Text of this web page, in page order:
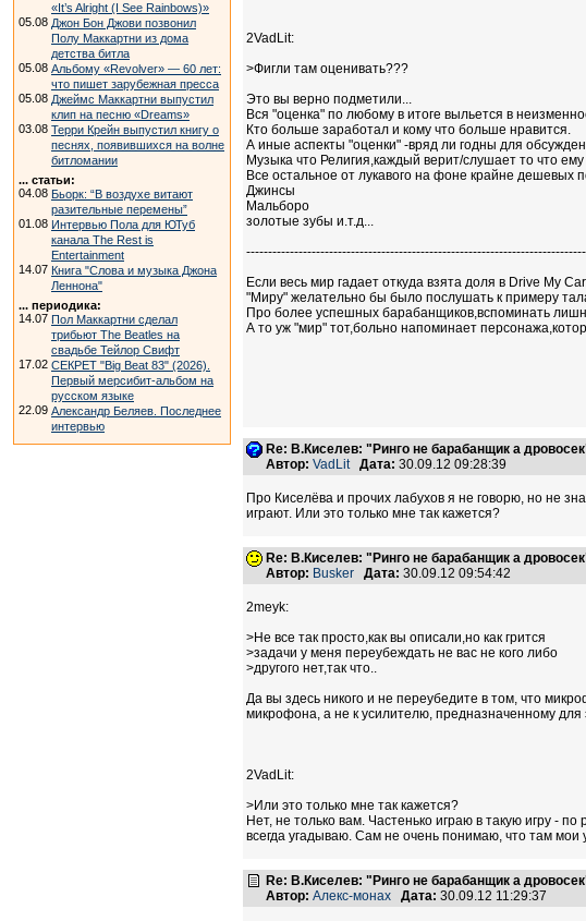
«It’s Alright (I See Rainbows)»
05.08 Джон Бон Джови позвонил
Полу Маккартни из дома
детства битла
05.08 Альбому «Revolver» — 60 лет:
что пишет зарубежная пресса
05.08 Джеймс Маккартни выпустил
клип на песню «Dreams»
03.08 Терри Крейн выпустил книгу о
песнях, появившихся на волне
битломании
... статьи:
04.08 Бьорк: “В воздухе витают
разительные перемены”
01.08 Интервью Пола для ЮТуб
канала The Rest is
Entertainment
14.07 Книга "Слова и музыка Джона
Леннона"
... периодика:
14.07 Пол Маккартни сделал
трибьют The Beatles на
свадьбе Тейлор Свифт
17.02 СЕКРЕТ "Big Beat 83" (2026).
Первый мерсибит-альбом на
русском языке
22.09 Александр Беляев. Последнее
интервью
2VadLit:
>Фигли там оценивать???
Это вы верно подметили...
Вся "оценка" по любому в итоге выльется в
Кто больше заработал и кому что больше нравится.
А иные аспекты "оценки" -вряд ли годны для
Музыка что Религия,каждый верит/слушает то что
Все остальное от лукавого на фоне крайне дешевых
Джинсы
Мальборо
золотые зубы и.т.д...
Если весь мир гадает откуда взята доля в Drive My
"Миру" желательно бы было послушать к примеру
Про более успешных барабанщиков,вспоминать
А то уж "мир" тот,больно напоминает
Re: В.Киселев: "Ринго не барабанщик а
Автор: VadLit Дата: 30.09.12 09:28:39
Про Киселёва и прочих лабухов я не говорю, но не
играют. Или это только мне так кажется?
Re: В.Киселев: "Ринго не барабанщик а
Автор: Busker Дата: 30.09.12 09:54:42
2meyk:
>Не все так просто,как вы описали,но как грится
>задачи у меня переубеждать не вас не кого либо
>другого нет,так что..
Да вы здесь никого и не переубедите в том, что
микрофона, а не к усилителю, предназначенному
2VadLit:
>Или это только мне так кажется?
Нет, не только вам. Частенько играю в такую игру -
всегда угадываю. Сам не очень понимаю, что там
Re: В.Киселев: "Ринго не барабанщик а
Автор: Алекс-монах Дата: 30.09.12 11:29:37